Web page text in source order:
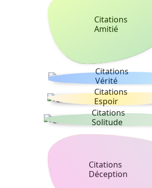
Citations
Amitié
Citations
Vérité
Citations
Espoir
Citations
Solitude
Citations
Déception